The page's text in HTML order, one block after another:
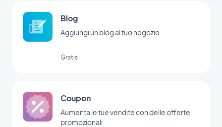
Blog
Aggiungi un blog al tuo negozio
Gratis
Coupon
Aumenta le tue vendite con delle offerte
promozionali